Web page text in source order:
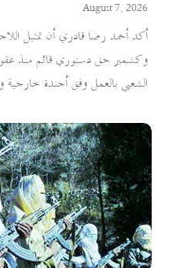
August 7, 2026
أكد أحمد رضا قادري أن تمثيل
وكشمير حق دستوري قائم منذ
الشعبي بالعمل وفق أجندة